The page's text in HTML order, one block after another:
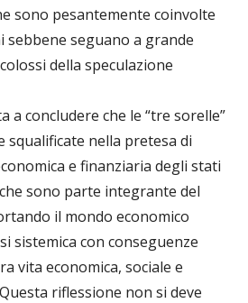
sono pesantemente coinvolte
sebbene seguano a grande
della speculazione
a concludere che le “tre sorelle”
squalificate nella pretesa di
e finanziaria degli stati
sono parte integrante del
il mondo economico
sistemica con conseguenze
vita economica, sociale e
riflessione non si deve